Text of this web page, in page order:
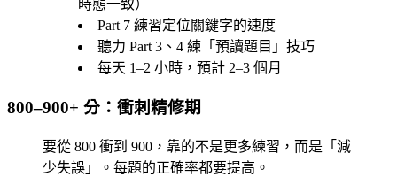
時態一致）
Part 7 練習定位關鍵字的速度
聽力 Part 3、4 練「預讀題目」技巧
每天 1–2 小時，預計 2–3 個月
800–900+ 分：衝刺精修期
要從 800 衝到 900，靠的不是更多練習，而是「減
少失誤」。每題的正確率都要提高。